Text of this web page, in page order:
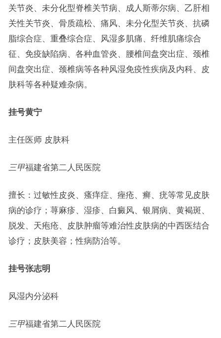
关节炎、未分化型脊椎关节病、成人斯蒂尔病、乙肝相
关性关节炎、骨质疏松、痛风、未分化型关节炎、抗磷
脂综合症、重叠综合症、风湿多肌痛、纤维肌痛综合
征、免疫缺陷病、各种血管炎、腰椎间盘突出症、颈椎
间盘突出症、颈椎病等各种风湿免疫性疾病及内科、皮
肤科等各种疑难杂病。
挂号黄宁
主任医师 皮肤科
三甲福建省第二人民医院
擅长：过敏性皮炎、瘙痒症、痤疮、癣、疣等常见皮肤
病的诊疗；荨麻疹、湿疹、白癜风、银屑病、黄褐斑、
脱发、天疱疮、皮肤肿瘤等难治性皮肤病的中西医结合
诊疗；皮肤美容；性病防治等。
挂号张志明
风湿内分泌科
三甲福建省第二人民医院